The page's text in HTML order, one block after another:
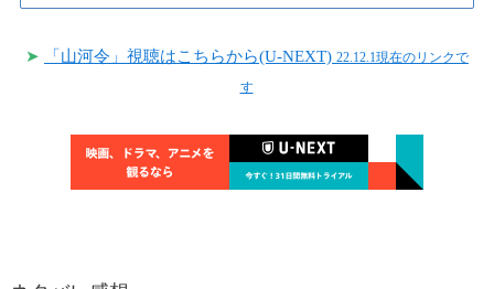
➤ 「山河令」視聴はこちらから(U-NEXT) 22.12.1現在のリンクで
す